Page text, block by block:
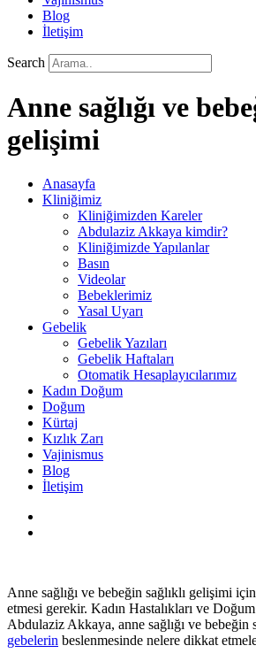
Blog
İletişim
Search
Anne sağlığı ve
gelişimi
Anasayfa
Kliniğimiz
Kliniğimizden Kareler
Abdulaziz Akkaya kimdir?
Kliniğimizde Yapılanlar
Basın
Videolar
Bebeklerimiz
Yasal Uyarı
Gebelik
Gebelik Yazıları
Gebelik Haftaları
Otomatik Hesaplayıcılarımız
Kadın Doğum
Doğum
Kürtaj
Kızlık Zarı
Vajinismus
Blog
İletişim
Anne sağlığı ve bebeğin sağlıklı gelişimi
etmesi gerekir. Kadın Hastalıkları ve
Abdulaziz Akkaya, anne sağlığı ve bebeğin
gebelerin beslenmesinde nelere dikkat